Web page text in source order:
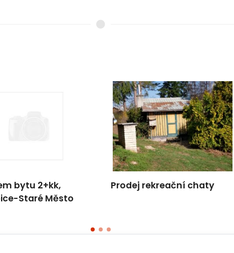
bytu 2+kk,
Staré Město
Prodej rekreační chaty